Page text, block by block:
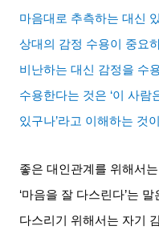
마음대로 추측하는 대신
상대의 감정 수용이 중요
비난하는 대신 감정을 수
수용한다는 것은 ‘이 사람
있구나’라고 이해하는 것
좋은 대인관계를 위해서
‘마음을 잘 다스린다’는 말
다스리기 위해서는 자기